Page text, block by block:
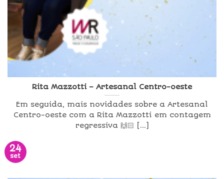
Rita Mazzotti – Artesanal Centro-oeste
Em seguida, mais novidades sobre a Artesanal
Centro-oeste com a Rita Mazzotti em contagem
regressiva 🙌🏻 [...]
24
set